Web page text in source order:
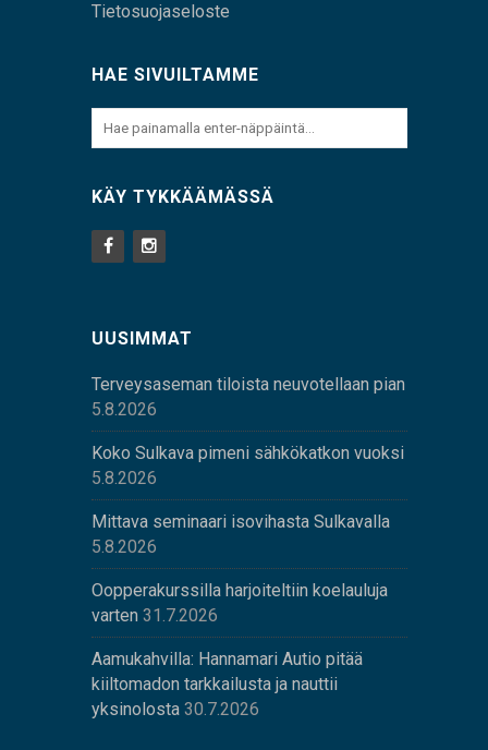
Tietosuojaseloste
HAE SIVUILTAMME
KÄY TYKKÄÄMÄSSÄ
UUSIMMAT
Terveysaseman tiloista neuvotellaan pian
5.8.2026
Koko Sulkava pimeni sähkökatkon vuoksi
5.8.2026
Mittava seminaari isovihasta Sulkavalla
5.8.2026
Oopperakurssilla harjoiteltiin koelauluja
varten 31.7.2026
Aamukahvilla: Hannamari Autio pitää
kiiltomadon tarkkailusta ja nauttii
yksinolosta 30.7.2026